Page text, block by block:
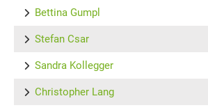
Bettina Gumpl
Stefan Csar
Sandra Kollegger
Christopher Lang